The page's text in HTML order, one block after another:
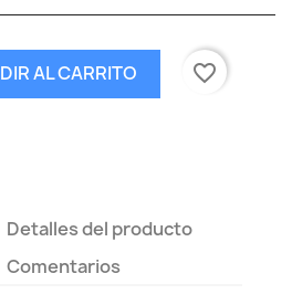
AL CARRITO
favorite_border
Detalles del producto
Comentarios